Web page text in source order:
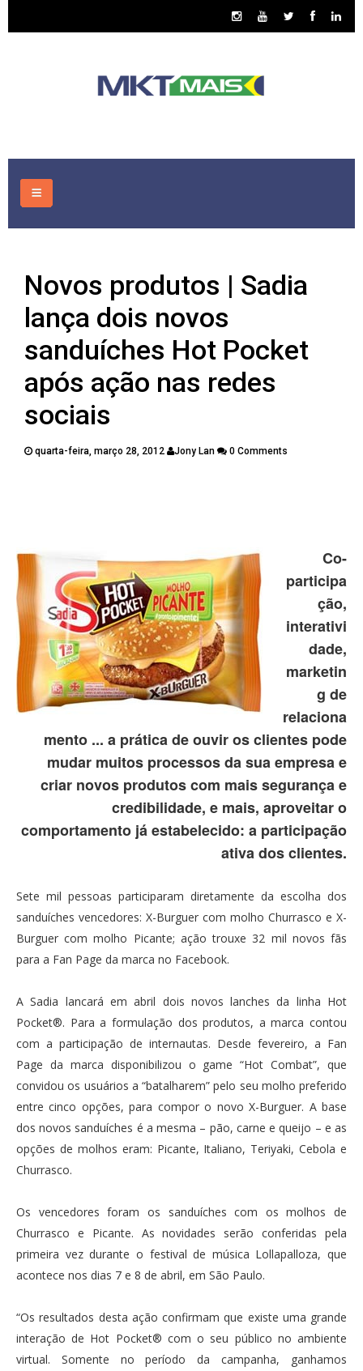
CONSULTORIA
ASSUNTOS
PUBLICAÇÕES
CONTATOS
Novos produtos | Sadia
lança dois novos
sanduíches Hot Pocket
após ação nas redes
sociais
quarta-feira, março 28, 2012 Jony Lan 0 Comments
Co-
participa
ção,
interativi
dade,
marketin
g de
relaciona
mento ... a prática de ouvir os clientes pode
mudar muitos processos da sua empresa e
criar novos produtos com mais segurança e
credibilidade, e mais, aproveitar o
comportamento já estabelecido: a participação
ativa dos clientes.
Sete mil pessoas participaram diretamente da escolha dos
sanduíches vencedores: X-Burguer com molho Churrasco e X-
Burguer com molho Picante; ação trouxe 32 mil novos fãs
para a Fan Page da marca no Facebook.
A Sadia lancará em abril dois novos lanches da linha Hot
Pocket®. Para a formulação dos produtos, a marca contou
com a participação de internautas. Desde fevereiro, a Fan
Page da marca disponibilizou o game “Hot Combat”, que
convidou os usuários a “batalharem” pelo seu molho preferido
entre cinco opções, para compor o novo X-Burguer. A base
dos novos sanduíches é a mesma – pão, carne e queijo – e as
opções de molhos eram: Picante, Italiano, Teriyaki, Cebola e
Churrasco.
Os vencedores foram os sanduíches com os molhos de
Churrasco e Picante. As novidades serão conferidas pela
primeira vez durante o festival de música Lollapalloza, que
acontece nos dias 7 e 8 de abril, em São Paulo.
“Os resultados desta ação confirmam que existe uma grande
interação de Hot Pocket® com o seu público no ambiente
virtual. Somente no período da campanha, ganhamos